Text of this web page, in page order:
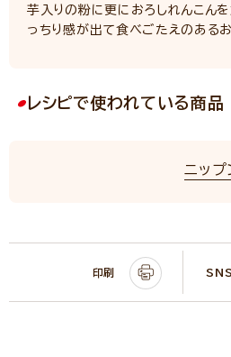
芋入りの粉に更におろしれんこん
っちり感が出て食べごたえのある
レシピで使われている商品
ニッ
印刷